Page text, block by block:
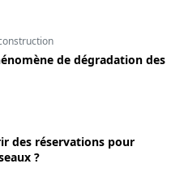
de dégradation des
des réservations pour
?